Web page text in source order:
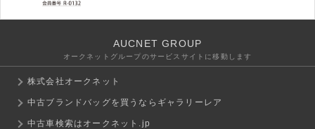
AUCNET GROUP
オークネットグループのサービスサイトに移動します
株式会社オークネット
中古ブランドバッグを買うならギャラリーレア
中古車検索はオークネット.jp